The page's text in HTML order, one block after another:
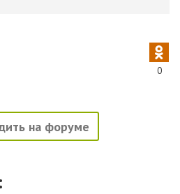
0
на форуме